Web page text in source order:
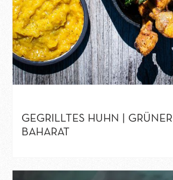
GEGRILLTES HUHN | GRÜNER
BAHARAT